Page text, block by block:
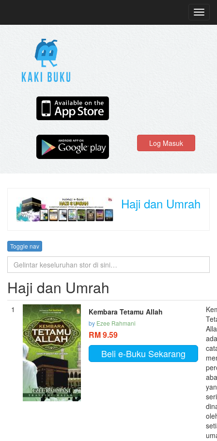
Log Masuk
Haji dan Umrah
Toggle nav
Haji dan Umrah
1 Kembara Tetamu Allah
by Ezee Rahmani
RM 9.59
Beli e-Buku Sekarang